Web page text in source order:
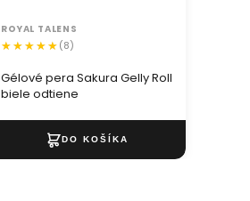
Gélové pera Sakura Gelly Roll
biele odtiene
ROYAL TALENS
(8)